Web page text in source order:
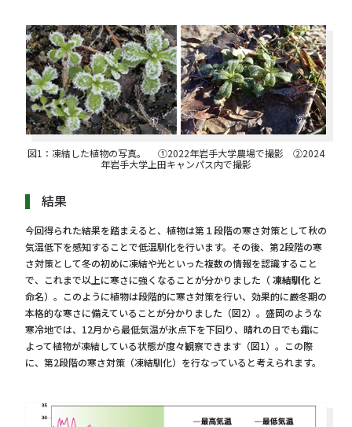
図1：凍結した植物の写真。 ①2022年岩手大学農場で撮影 ②2024
年岩手大学上田キャンパス内で撮影
結果
今回得られた結果を踏まえると、植物は第１段階の寒さ対策として秋の
気温低下を感知することで低温馴化を行います。その後、第2段階の寒
さ対策として冬の初めに凍結や光といった複数の情報を認識すること
で、これまで以上に寒さに強くなることが分かりました（ 凍結馴化 と
命名）。このように植物は段階的に寒さ対策を行い、効果的に厳冬期の
本格的な寒さに備えていることが分かりました（図2）。盛岡のような
寒冷地では、12月から最低気温が氷点下を下回り、晴れの日でも霜に
よって植物が凍結している状態が度々観察できます（図1）。この際
に、第2段階の寒さ対策（凍結馴化）を行なっていると考えられます。